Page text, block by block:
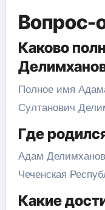
Вопрос-
Каково
Полное имя
Султанович
Где
Адам
Чеченская
Какие